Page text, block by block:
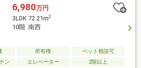
6,980万円
3LDK 72.21m2
10階 南西
所有権
ペット相談可
ン
エレベーター 2階以上